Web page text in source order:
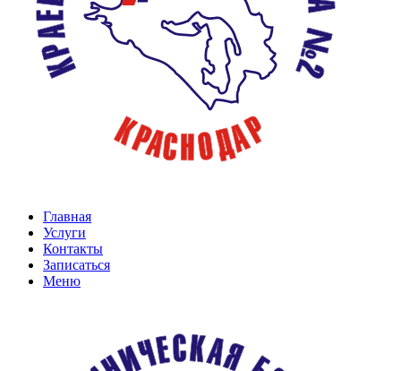
Главная
Услуги
Контакты
Записаться
Меню